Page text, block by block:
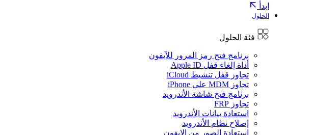
ابدأ
الحلول
فئة الحلول
برنامج فتح رمز المرور للآيفون
أداة إلغاء قفل Apple ID
تجاوز قفل تنشيط iCloud
تجاوز MDM على iPhone
برنامج فتح شاشة الأندرويد
تجاوز FRP
استعادة بيانات الأندرويد
إصلاح نظام الأندرويد
استعادة الصور من الايفون